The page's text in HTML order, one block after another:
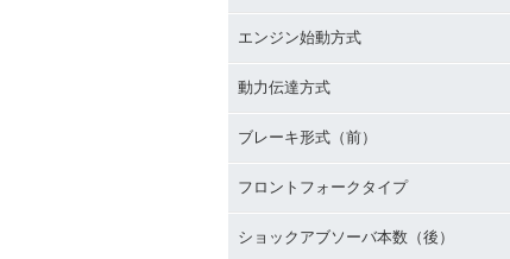
エンジン始動方式
動力伝達方式
ブレーキ形式（前）
フロントフォークタイプ
ショックアブソーバ本数（後）